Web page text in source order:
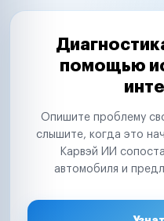
помощью
Опишите проблему
слышите, когда это
Карвэй ИИ
автомобиля и